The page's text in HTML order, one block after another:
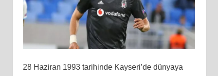
28 Haziran 1993 tarihinde Kayseri’de dünyaya